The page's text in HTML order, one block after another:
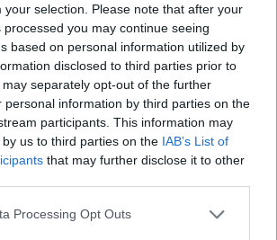
your selection. Please note that after your
you may continue seeing
based on personal information utilized by
disclosed to third parties prior to
separately opt-out of the further
personal information by third parties on the
participants. This information may
us to third parties on the IAB’s List of
that may further disclose it to other
Processing Opt Outs
postawiło na swoim ws.
szkolnych. A nauczyciele są
ujawnił, czy też wypisał
z edukacji zdrowotnej. To nie
wszystkim się spodoba
podało nowy termin egzaminu
ósmoklasisty. Poważna zmiana w roku